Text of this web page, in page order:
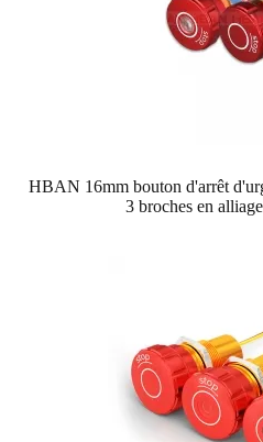
HBAN 16mm bouton d'arrêt
3 broches en